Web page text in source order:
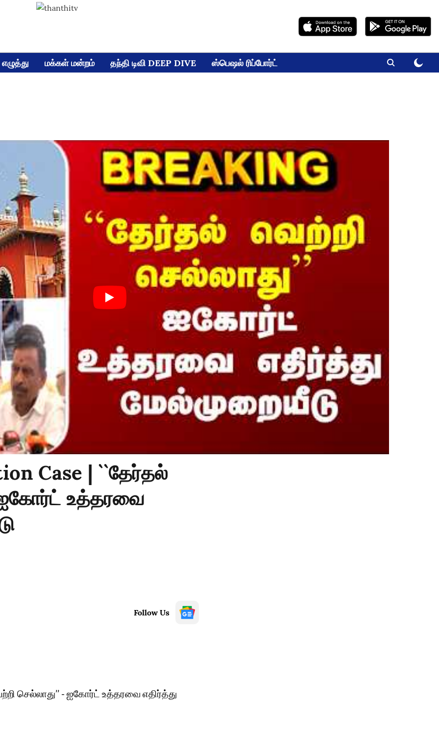
மக்கள் மன்றம் தந்தி டிவி DEEP DIVE ஸ்பெஷல் ரிப்போர்ட்
Case | ``தேர்தல்
ஐகோர்ட் உத்தரவை
Follow Us
செல்லாது’’ - ஐகோர்ட் உத்தரவை எதிர்த்து